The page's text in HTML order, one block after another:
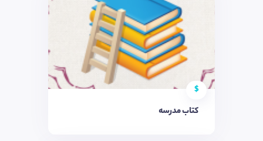
$
کتاب مدرسه